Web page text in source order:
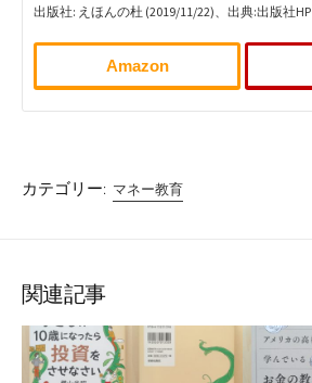
出版社: えほんの杜 (2019/11/22)、出典:出版社HP
Amazon
カテゴリー: マネー教育
関連記事